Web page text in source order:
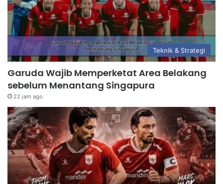
Teknik & Strategi
Garuda Wajib Memperketat Area Belakang
sebelum Menantang Singapura
22 jam ago